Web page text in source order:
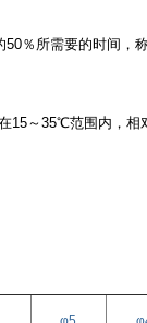
50％所需要的时间，
15～35℃范围内，